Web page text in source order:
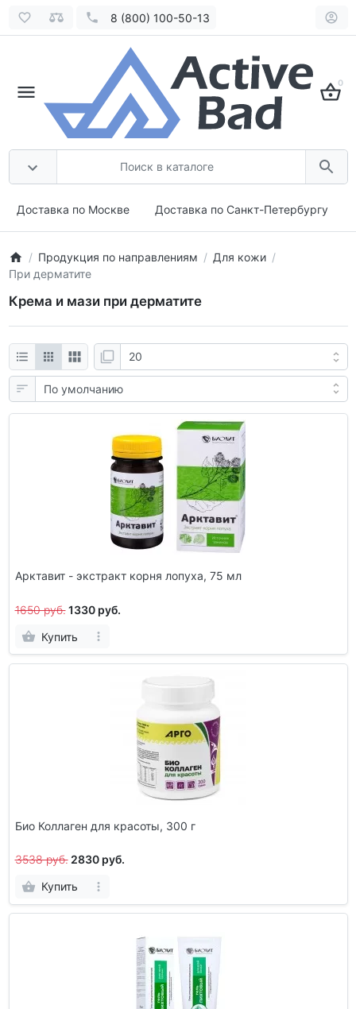
8 (800) 100-50-13
0
Доставка по Москве Доставка по Санкт-Петербургу
Продукция по направлениям
Для кожи
При дерматите
Крема и мази при дерматите
Арктавит - экстракт корня лопуха, 75 мл
1650 руб. 1330 руб.
Купить
Био Коллаген для красоты, 300 г
3538 руб. 2830 руб.
Купить